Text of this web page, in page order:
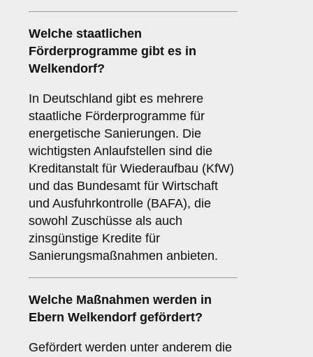
Welche staatlichen
Förderprogramme gibt es in
Welkendorf?
In Deutschland gibt es mehrere
staatliche Förderprogramme für
energetische Sanierungen. Die
wichtigsten Anlaufstellen sind die
Kreditanstalt für Wiederaufbau (KfW)
und das Bundesamt für Wirtschaft
und Ausfuhrkontrolle (BAFA), die
sowohl Zuschüsse als auch
zinsgünstige Kredite für
Sanierungsmaßnahmen anbieten.
Welche Maßnahmen werden in
Ebern Welkendorf gefördert?
Gefördert werden unter anderem die